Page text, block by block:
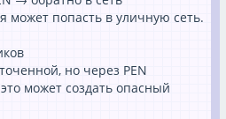
может попасть в уличную сеть.
но через PEN
может создать опасный